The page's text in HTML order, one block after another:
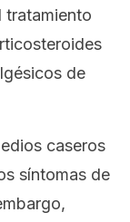
tratamiento
de
caseros
síntomas de